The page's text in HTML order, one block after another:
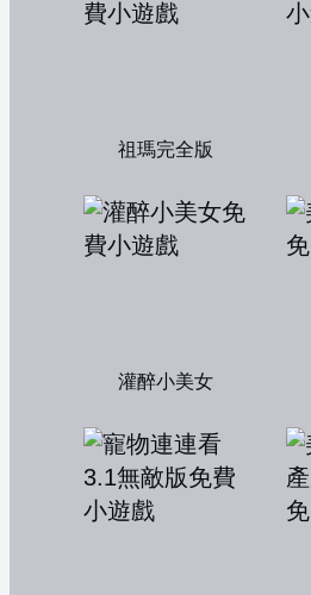
祖瑪完全版
灌醉小美女